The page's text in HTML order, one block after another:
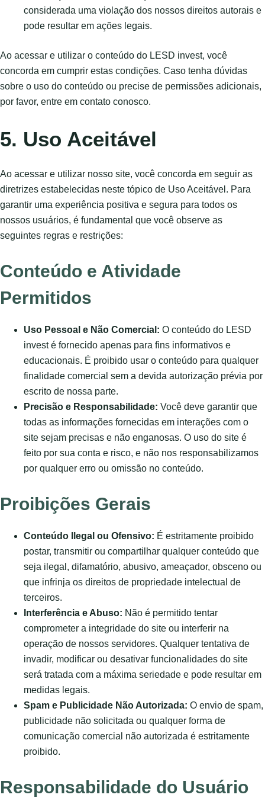
considerada uma violação dos nossos direitos autorais e
pode resultar em ações legais.
Ao acessar e utilizar o conteúdo do LESD invest, você
concorda em cumprir estas condições. Caso tenha dúvidas
sobre o uso do conteúdo ou precise de permissões adicionais,
por favor, entre em contato conosco.
5. Uso Aceitável
Ao acessar e utilizar nosso site, você concorda em seguir as
diretrizes estabelecidas neste tópico de Uso Aceitável. Para
garantir uma experiência positiva e segura para todos os
nossos usuários, é fundamental que você observe as
seguintes regras e restrições:
Conteúdo e Atividade
Permitidos
Uso Pessoal e Não Comercial: O conteúdo do LESD
invest é fornecido apenas para fins informativos e
educacionais. É proibido usar o conteúdo para qualquer
finalidade comercial sem a devida autorização prévia por
escrito de nossa parte.
Precisão e Responsabilidade: Você deve garantir que
todas as informações fornecidas em interações com o
site sejam precisas e não enganosas. O uso do site é
feito por sua conta e risco, e não nos responsabilizamos
por qualquer erro ou omissão no conteúdo.
Proibições Gerais
Conteúdo Ilegal ou Ofensivo: É estritamente proibido
postar, transmitir ou compartilhar qualquer conteúdo que
seja ilegal, difamatório, abusivo, ameaçador, obsceno ou
que infrinja os direitos de propriedade intelectual de
terceiros.
Interferência e Abuso: Não é permitido tentar
comprometer a integridade do site ou interferir na
operação de nossos servidores. Qualquer tentativa de
invadir, modificar ou desativar funcionalidades do site
será tratada com a máxima seriedade e pode resultar em
medidas legais.
Spam e Publicidade Não Autorizada: O envio de spam,
publicidade não solicitada ou qualquer forma de
comunicação comercial não autorizada é estritamente
proibido.
Responsabilidade do Usuário